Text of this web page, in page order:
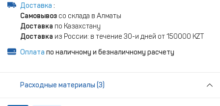
Доставка :
Самовывоз со склада в Алматы
Доставка по Казахстану
Доставка из России: в течение 30-и дней от 150000 KZT
Оплата по наличному и безналичному расчету
Расходные материалы (3)